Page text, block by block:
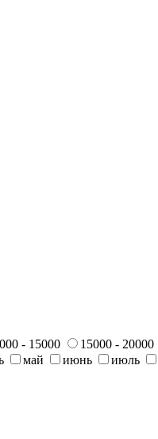
- 15000 15000 - 20000
май июнь июль